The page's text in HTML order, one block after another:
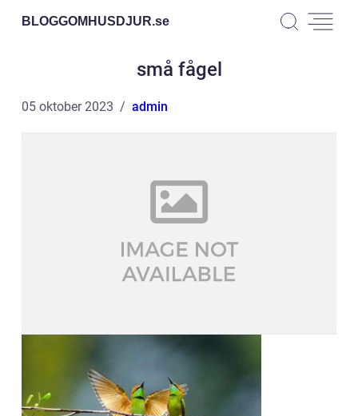
BLOGGOMHUSDJUR.se
små fågel
05 oktober 2023 admin